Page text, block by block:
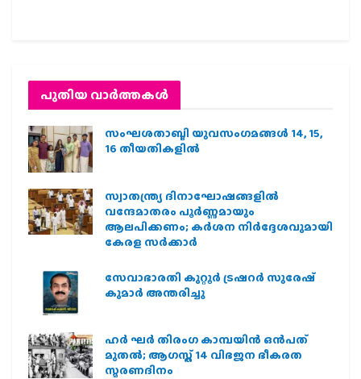
പുതിയ വാര്‍ത്തകള്‍
സംഘശതാബ്ദി യുവസംഗമങ്ങള്‍ 14, 15,
16 തീയതികളില്‍
സ്വാതന്ത്ര്യ ദിനാഘോഷങ്ങളിൽ
വന്ദേമാതരം പൂർണ്ണമായും
ആലപിക്കണം; കർശന നിർദ്ദേശവുമായി
കേരള സർക്കാർ
സേവാഭാരതി കുറ്റൂർ ട്രഷറർ സുരേഷ്
കുമാർ അന്തരിച്ചു
ഹര്‍ ഘര്‍ തിരംഗ കാമ്പയിന്‍ ഒന്‍പത്
മുതല്‍; ആഗസ്ത് 14 വിഭജന ഭീകരത
സ്മരണദിനം